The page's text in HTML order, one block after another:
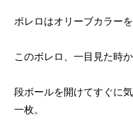
ボレロはオリーブカラー
このボレロ、一目見た時
段ボールを開けてすぐに
一枚。